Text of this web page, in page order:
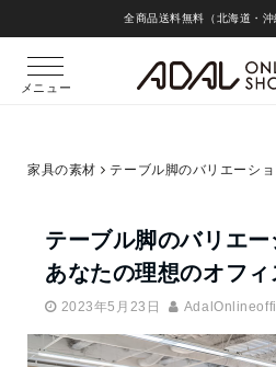
全商品送料無料（北海道・沖
メニュー
家具の素材
テーブル脚のバリエ
あなたの理想のオフ
2023年5月23日